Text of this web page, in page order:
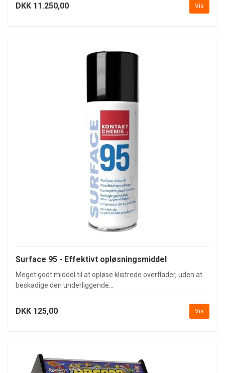
DKK 11.250,00 Vis
Surface 95 - Effektivt opløsningsmiddel
Meget godt middel til at opløse klistrede overflader, uden at
beskadige den underliggende...
DKK 125,00 Vis